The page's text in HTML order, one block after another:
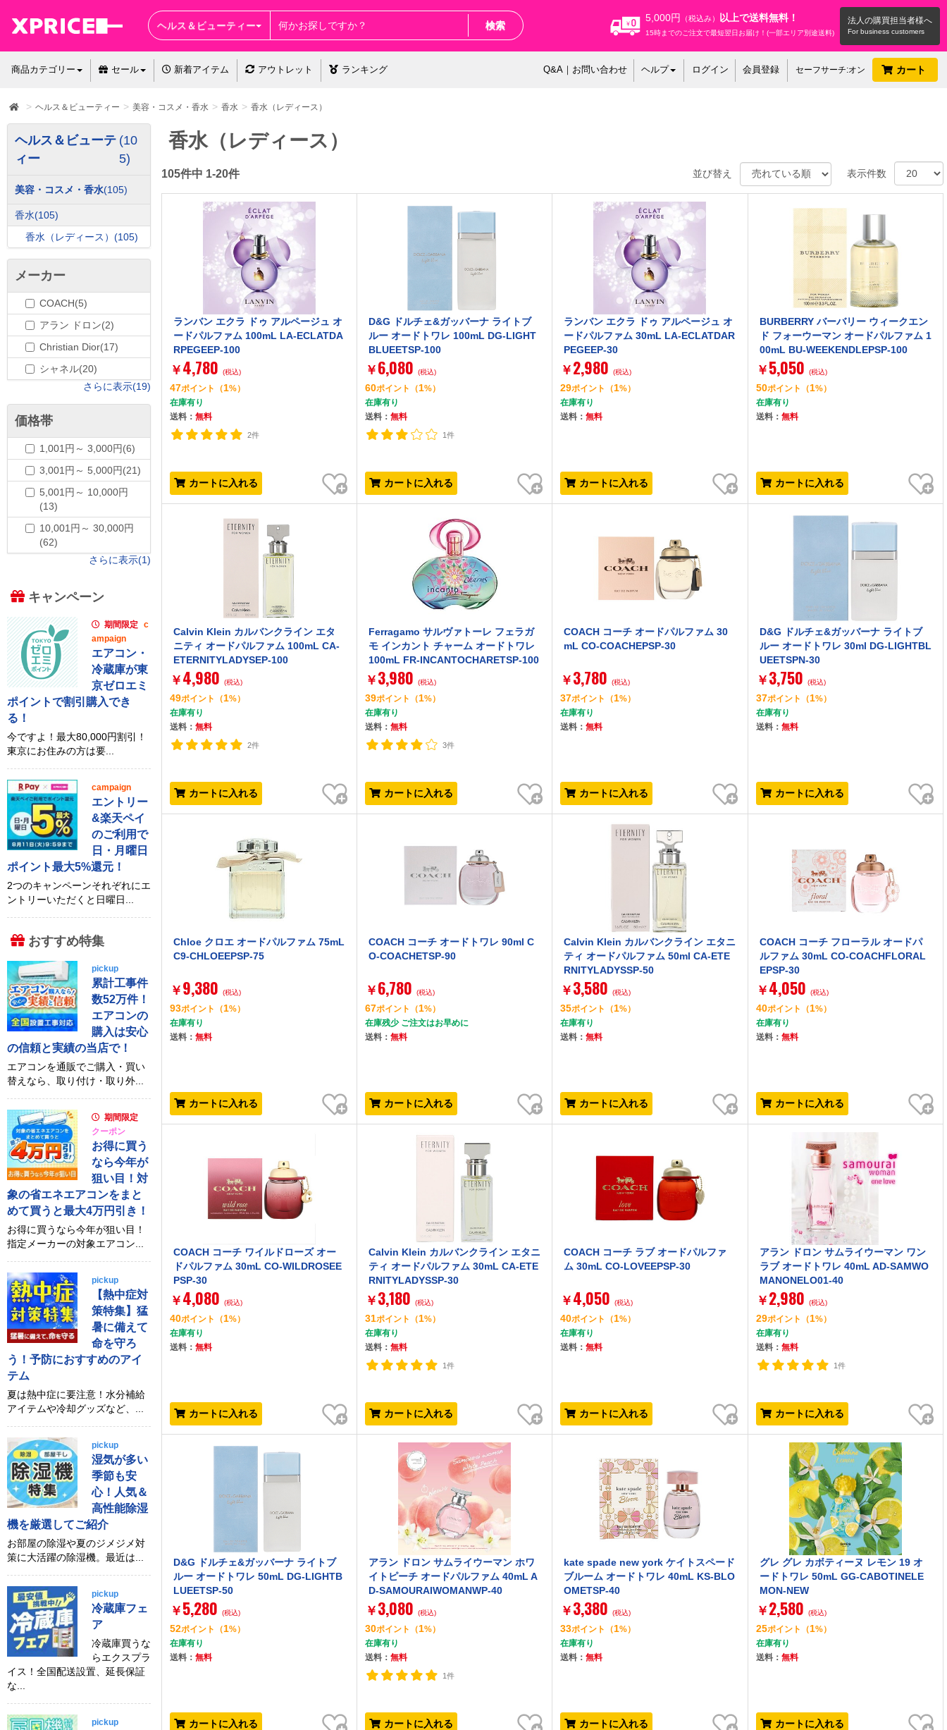
ヘルス＆ビューティー 検索 法人の購買担当者様へ
5,000円 （税込み） 以上で送料無料！
15時までのご注文で最短翌日お届け！(一部エリア別途送料)
商品カテゴリー セール 新着アイテム アウトレット ランキング Q&A｜お問い合わせ ヘルプ ログイン 会員登録 セーフサーチ:オン カート
香水（レディース）
105件中 1-20件 並び替え 表示件数
ランバン エクラ ドゥ アルページュ オ
ードパルファム 100mL LA-ECLATDA
RPEGEEP-100
￥ 4,780 (税込)
47ポイント （1%）
在庫有り
送料：無料
2件
カートに入れる
お気に入り
D&G ドルチェ&ガッバーナ ライトブ
ルー オードトワレ 100mL DG-LIGHT
BLUEETSP-100
￥ 6,080 (税込)
60ポイント （1%）
在庫有り
送料： 無料
1件
カートに入れる
お気に入り
ランバン エクラ ドゥ アルページュ オ
ードパルファム 30mL LA-ECLATDAR
PEGEEP-30
￥ 2,980 (税込)
29ポイント （1%）
在庫有り
送料：無料
カートに入れる
お気に入り
BURBERRY バーバリー ウィークエン
ド フォーウーマン オードパルファム 1
00mL BU-WEEKENDLEPSP-100
￥ 5,050 (税込)
50ポイント （1%）
在庫有り
送料： 無料
カートに入れる
お気に入り
Calvin Klein カルバンクライン エタ
ニティ オードパルファム 100mL CA-
ETERNITYLADYSEP-100
￥ 4,980 (税込)
49ポイント （1%）
在庫有り
送料：無料
2件
カートに入れる
お気に入り
Ferragamo サルヴァトーレ フェラガ
モ インカント チャーム オードトワレ
100mL FR-INCANTOCHARETSP-100
￥ 3,980 (税込)
39ポイント （1%）
在庫有り
送料： 無料
3件
カートに入れる
お気に入り
COACH コーチ オードパルファム 30
mL CO-COACHEPSP-30
￥ 3,780 (税込)
37ポイント （1%）
在庫有り
送料：無料
カートに入れる
お気に入り
D&G ドルチェ&ガッバーナ ライトブ
ルー オードトワレ 30ml DG-LIGHTBL
UEETSPN-30
￥ 3,750 (税込)
37ポイント （1%）
在庫有り
送料： 無料
カートに入れる
お気に入り
Chloe クロエ オードパルファム 75mL
C9-CHLOEEPSP-75
￥ 9,380 (税込)
93ポイント （1%）
在庫有り
送料：無料
カートに入れる
お気に入り
COACH コーチ オードトワレ 90ml C
O-COACHETSP-90
￥ 6,780 (税込)
67ポイント （1%）
在庫残少 ご注文はお早めに
送料： 無料
カートに入れる
お気に入り
Calvin Klein カルバンクライン エタニ
ティ オードパルファム 50ml CA-ETE
RNITYLADYSSP-50
￥ 3,580 (税込)
35ポイント （1%）
在庫有り
送料：無料
カートに入れる
お気に入り
COACH コーチ フローラル オードパ
ルファム 30mL CO-COACHFLORAL
EPSP-30
￥ 4,050 (税込)
40ポイント （1%）
在庫有り
送料： 無料
カートに入れる
お気に入り
COACH コーチ ワイルドローズ オー
ドパルファム 30mL CO-WILDROSEE
PSP-30
￥ 4,080 (税込)
40ポイント （1%）
在庫有り
送料：無料
カートに入れる
お気に入り
Calvin Klein カルバンクライン エタニ
ティ オードパルファム 30mL CA-ETE
RNITYLADYSSP-30
￥ 3,180 (税込)
31ポイント （1%）
在庫有り
送料： 無料
1件
カートに入れる
お気に入り
COACH コーチ ラブ オードパルファ
ム 30mL CO-LOVEEPSP-30
￥ 4,050 (税込)
40ポイント （1%）
在庫有り
送料：無料
カートに入れる
お気に入り
アラン ドロン サムライウーマン ワン
ラブ オードトワレ 40mL AD-SAMWO
MANONELO01-40
￥ 2,980 (税込)
29ポイント （1%）
在庫有り
送料： 無料
1件
カートに入れる
お気に入り
D&G ドルチェ&ガッバーナ ライトブ
ルー オードトワレ 50mL DG-LIGHTB
LUEETSP-50
￥ 5,280 (税込)
52ポイント （1%）
在庫有り
送料：無料
カートに入れる
お気に入り
アラン ドロン サムライウーマン ホワ
イトピーチ オードパルファム 40mL A
D-SAMOURAIWOMANWP-40
￥ 3,080 (税込)
30ポイント （1%）
在庫有り
送料： 無料
1件
カートに入れる
お気に入り
kate spade new york ケイトスペード
ブルーム オードトワレ 40mL KS-BLO
OMETSP-40
￥ 3,380 (税込)
33ポイント （1%）
在庫有り
送料：無料
カートに入れる
お気に入り
グレ グレ カボティーヌ レモン 19 オ
ードトワレ 50mL GG-CABOTINELE
MON-NEW
￥ 2,580 (税込)
25ポイント （1%）
在庫有り
送料： 無料
カートに入れる
お気に入り
ヘルス＆ビューテ
ィー
(10
5)
美容・コスメ・香水(105)
香水(105)
香水（レディース） (105)
メーカー
COACH(5)
アラン ドロン(2)
Christian Dior(17)
シャネル(20)
さらに表示(19)
価格帯
1,001円～ 3,000円(6)
3,001円～ 5,000円(21)
5,001円～ 10,000円
(13)
10,001円～ 30,000円
(62)
さらに表示(1)
キャンペーン
期間限定 c
ampaign
エアコン・
冷蔵庫が東
京ゼロエミ
ポイントで割引購入でき
る！
今ですよ！最大80,000円割引！
東京にお住みの方は要...
campaign
エントリー
&楽天ペイ
のご利用で
日・月曜日
ポイント最大5%還元！
2つのキャンペーンそれぞれにエ
ントリーいただくと日曜日...
おすすめ特集
pickup
累計工事件
数52万件！
エアコンの
購入は安心
の信頼と実績の当店で！
エアコンを通販でご購入・買い
替えなら、取り付け・取り外...
期間限定
クーポン
お得に買う
なら今年が
狙い目！対
象の省エネエアコンをまと
めて買うと最大4万円引き！
お得に買うなら今年が狙い目！
指定メーカーの対象エアコン...
pickup
【熱中症対
策特集】猛
暑に備えて
命を守ろ
う！予防におすすめのアイ
テム
夏は熱中症に要注意！水分補給
アイテムや冷却グッズなど、...
pickup
湿気が多い
季節も安
心！人気＆
高性能除湿
機を厳選してご紹介
お部屋の除湿や夏のジメジメ対
策に大活躍の除湿機。最近は...
pickup
冷蔵庫フェ
ア
冷蔵庫買うな
らエクスプラ
イス！全国配送設置、延長保証
な...
pickup
ヘルス＆ビューティー 美容・コスメ・香水 香水 香水（レディース）